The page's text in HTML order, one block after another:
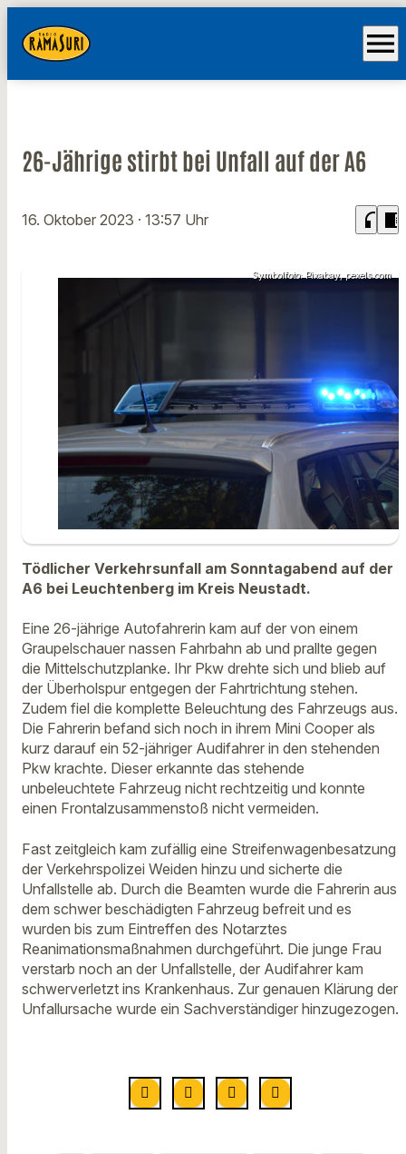
menu
26-Jährige stirbt bei Unfall auf der A6
16. Oktober 2023 · 13:57 Uhr headphones chrome_reader_mode
Symbolfoto: Pixabay, pexels.com
Tödlicher Verkehrsunfall am Sonntagabend auf der
A6 bei Leuchtenberg im Kreis Neustadt.
Eine 26-jährige Autofahrerin kam auf der von einem
Graupelschauer nassen Fahrbahn ab und prallte gegen
die Mittelschutzplanke. Ihr Pkw drehte sich und blieb auf
der Überholspur entgegen der Fahrtrichtung stehen.
Zudem fiel die komplette Beleuchtung des Fahrzeugs aus.
Die Fahrerin befand sich noch in ihrem Mini Cooper als
kurz darauf ein 52-jähriger Audifahrer in den stehenden
Pkw krachte. Dieser erkannte das stehende
unbeleuchtete Fahrzeug nicht rechtzeitig und konnte
einen Frontalzusammenstoß nicht vermeiden.
Fast zeitgleich kam zufällig eine Streifenwagenbesatzung
der Verkehrspolizei Weiden hinzu und sicherte die
Unfallstelle ab. Durch die Beamten wurde die Fahrerin aus
dem schwer beschädigten Fahrzeug befreit und es
wurden bis zum Eintreffen des Notarztes
Reanimationsmaßnahmen durchgeführt. Die junge Frau
verstarb noch an der Unfallstelle, der Audifahrer kam
schwerverletzt ins Krankenhaus. Zur genauen Klärung der
Unfallursache wurde ein Sachverständiger hinzugezogen.